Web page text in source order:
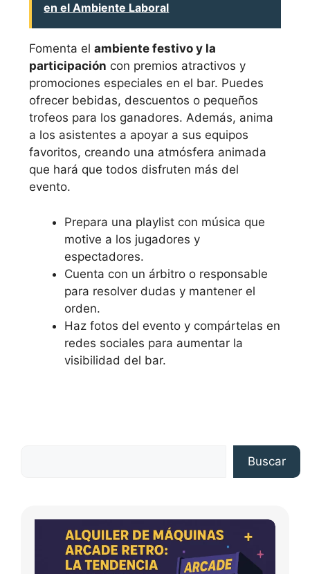
en el Ambiente Laboral
Fomenta elambiente festivo y la
participación con premios atractivos y
promociones especiales en el bar. Puedes
ofrecer bebidas, descuentos o pequeños
trofeos para los ganadores. Además, anima
a los asistentes a apoyar a sus equipos
favoritos, creando una atmósfera animada
que hará que todos disfruten más del
evento.
Prepara una playlist con música que
motive a los jugadores y
espectadores.
Cuenta con un árbitro o responsable
para resolver dudas y mantener el
orden.
Haz fotos del evento y compártelas en
redes sociales para aumentar la
visibilidad del bar.
Buscar